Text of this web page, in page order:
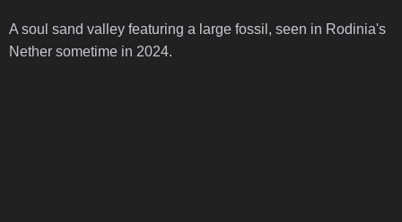
A soul sand valley featuring a large fossil, seen in Rodinia's
Nether sometime in 2024.